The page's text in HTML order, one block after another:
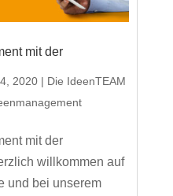
mit der
2020| Die IdeenTEAM
mit der
willkommen auf
und bei unserem